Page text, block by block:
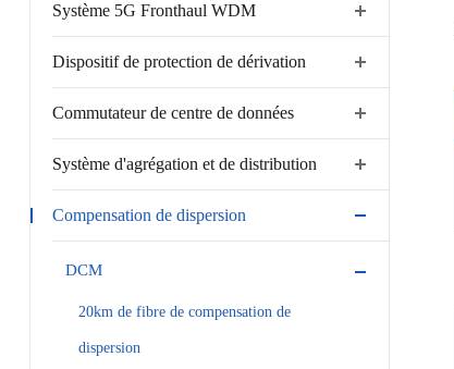
Système 5G Fronthaul WDM
Dispositif de protection de dérivation
Commutateur de centre de données
Système d'agrégation et de distribution
Compensation de dispersion
DCM
20km de fibre de compensation de
dispersion